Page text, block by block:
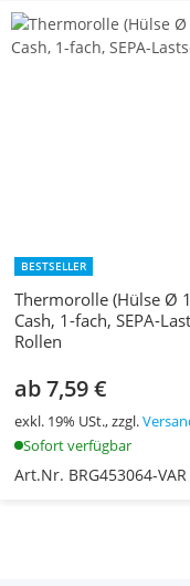
BESTSELLER
Thermorolle (Hülse Ø
Cash, 1-fach, SEPA-
Rollen
ab 7,59 €
exkl. 19% USt., zzgl.
Sofort verfügbar
Art.Nr. BRG453064-VAR